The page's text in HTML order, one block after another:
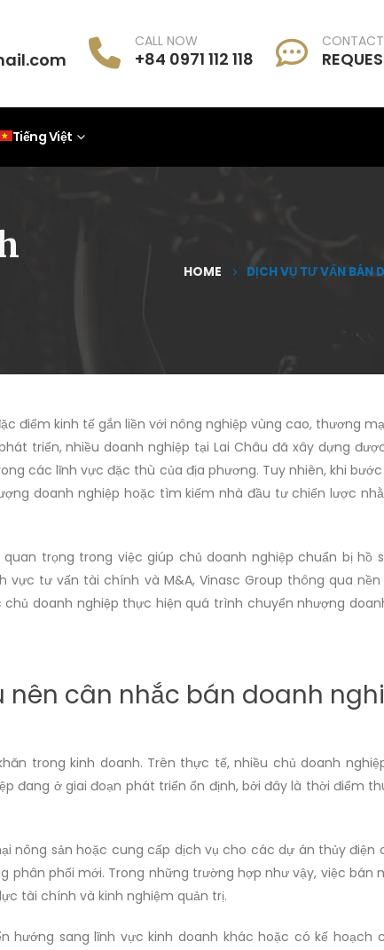
CALL NOW
+84 0971 112 118
CONTACT
Tiếng Việt
HOME DỊCH VỤ TƯ VẤN BÁN
điểm kinh tế gắn liền với nông nghiệp vùng cao, thương
triển, nhiều doanh nghiệp tại Lai Châu đã xây dựng
các lĩnh vực đặc thù của địa phương. Tuy nhiên, khi
doanh nghiệp hoặc tìm kiếm nhà đầu tư chiến lược
trọng trong việc giúp chủ doanh nghiệp chuẩn bị hồ
tư vấn tài chính và M&A, Vinasc Group thông qua
doanh nghiệp thực hiện quá trình chuyển nhượng
nên cân nhắc bán doanh
trong kinh doanh. Trên thực tế, nhiều chủ doanh
đang ở giai đoạn phát triển ổn định, bởi đây là thời điểm
nông sản hoặc cung cấp dịch vụ cho các dự án thủy
phối mới. Trong những trường hợp như vậy, việc bán
tài chính và kinh nghiệm quản trị.
sang lĩnh vực kinh doanh khác hoặc có kế hoạch